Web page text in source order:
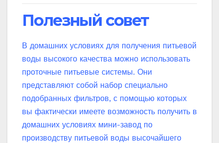
Полезный совет
В домашних условиях для получения питьевой
воды высокого качества можно использовать
проточные питьевые системы. Они
представляют собой набор специально
подобранных фильтров, с помощью которых
вы фактически имеете возможность получить в
домашних условиях мини-завод по
производству питьевой воды высочайшего